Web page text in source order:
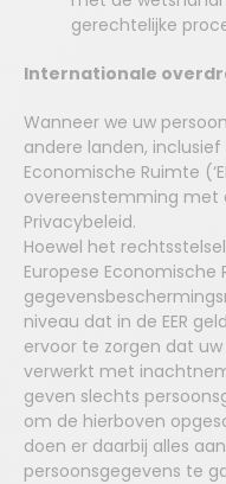
gerechtelijke
Internationale
Wanneer we uw
andere landen,
Economische Ruimte
overeenstemming met
Privacybeleid.
Hoewel het
Europese Economische
niveau dat in de EER
ervoor te zorgen dat
verwerkt met
geven slechts
om de hierboven
doen er daarbij alles
persoonsgegevens te